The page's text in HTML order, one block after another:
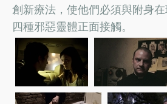
創新療法，使他們必須與附身
四種邪惡靈體正面接觸。